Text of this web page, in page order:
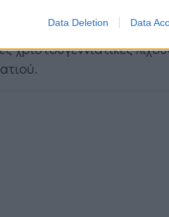
Data Deletion Data
αγορά θα βρείτε
του 17ου αιώνα, με